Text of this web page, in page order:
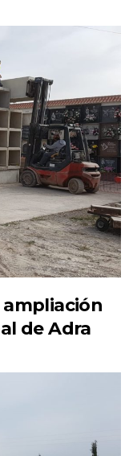
ampliación
de Adra